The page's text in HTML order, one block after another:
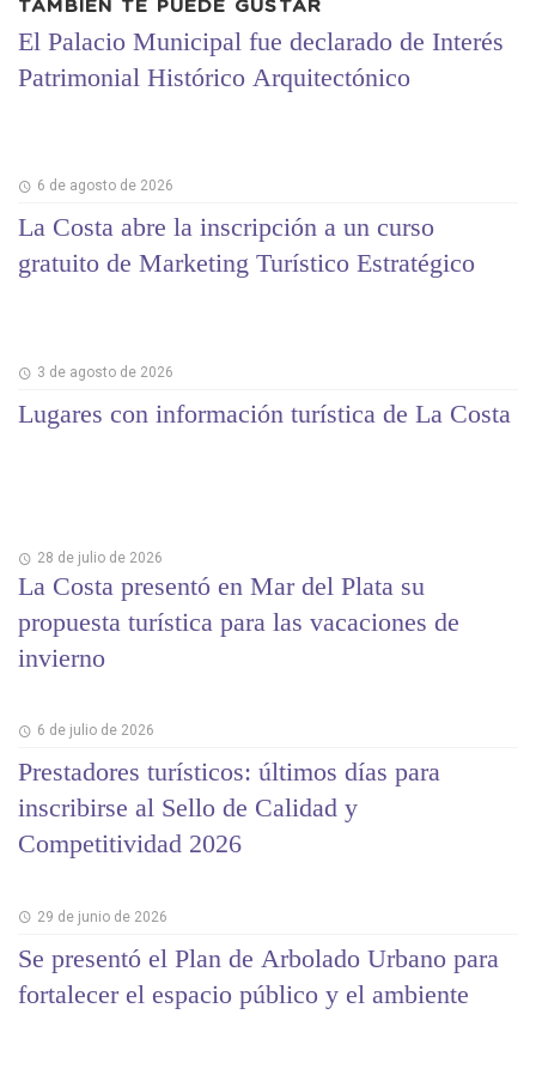
TAMBIÉN TE PUEDE GUSTAR
El Palacio Municipal fue declarado de Interés
Patrimonial Histórico Arquitectónico
6 de agosto de 2026
La Costa abre la inscripción a un curso
gratuito de Marketing Turístico Estratégico
3 de agosto de 2026
Lugares con información turística de La Costa
28 de julio de 2026
La Costa presentó en Mar del Plata su
propuesta turística para las vacaciones de
invierno
6 de julio de 2026
Prestadores turísticos: últimos días para
inscribirse al Sello de Calidad y
Competitividad 2026
29 de junio de 2026
Se presentó el Plan de Arbolado Urbano para
fortalecer el espacio público y el ambiente